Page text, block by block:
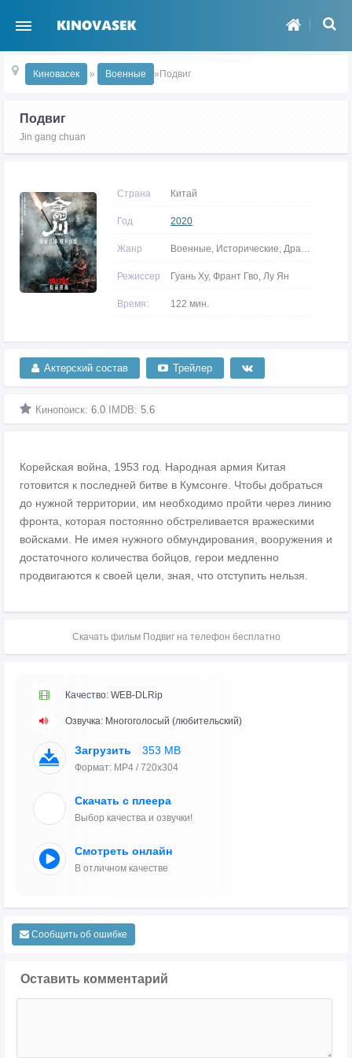
Киновасек » Военные »Подвиг
Подвиг
Jin gang chuan
Страна Китай
Год 2020
Жанр Военные, Исторические, Драмы, Боевики
Режиссер Гуань Ху, Франт Гво, Лу Ян
Время: 122 мин.
Актерский состав Трейлер
Кинопоиск: 6.0 IMDB: 5.6
Корейская война, 1953 год. Народная армия Китая
готовится к последней битве в Кумсонге. Чтобы добраться
до нужной территории, им необходимо пройти через линию
фронта, которая постоянно обстреливается вражескими
войсками. Не имея нужного обмундирования, вооружения и
достаточного количества бойцов, герои медленно
продвигаются к своей цели, зная, что отступить нельзя.
Скачать фильм Подвиг на телефон бесплатно
Качество: WEB-DLRip
Озвучка: Многоголосый (любительский)
Загрузить 353 MB
Формат: MP4 / 720x304
Скачать с плеера
Выбор качества и озвучки!
Смотреть онлайн
В отличном качестве
Сообщить об ошибке
Оставить комментарий